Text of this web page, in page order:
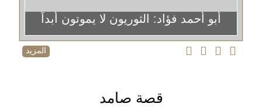
أبو أحمد فؤاد: الثوريون لا يموتون أبداً
المزيد
قصة صامد